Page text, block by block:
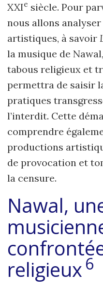
XXIe siècle. Pour
nous allons
artistiques, à savoir
la musique de
tabous religieux et
permettra de saisir
pratiques
l’interdit. Cette
comprendre
productions
de provocation et
la censure.
Nawal,
religieux 6